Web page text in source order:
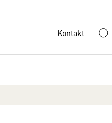
Kontakt